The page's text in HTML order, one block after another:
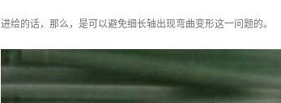
进给的话，那么，是可以避免细长轴出现弯曲变形这一问题的。